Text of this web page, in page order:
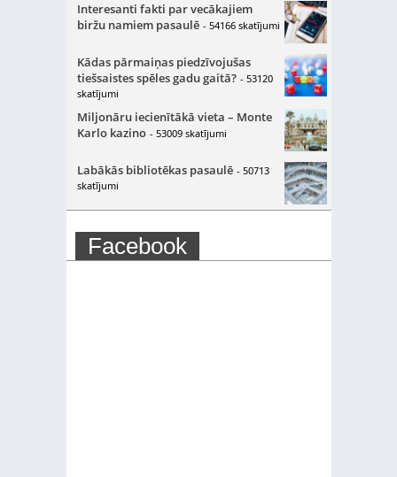
Interesanti fakti par vecākajiem
biržu namiem pasaulē - 54166 skatījumi
Kādas pārmaiņas piedzīvojušas
tiešsaistes spēles gadu gaitā? - 53120
skatījumi
Miljonāru iecienītākā vieta – Monte
Karlo kazino - 53009 skatījumi
Labākās bibliotēkas pasaulē - 50713
skatījumi
Facebook